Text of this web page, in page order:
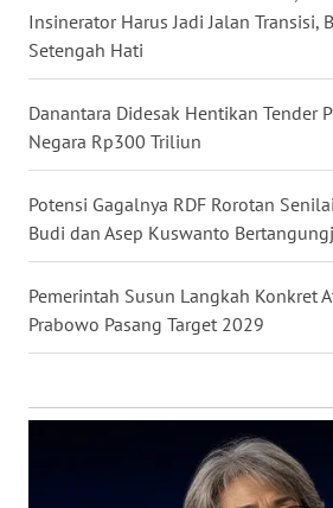
Insinerator Harus Jadi Jalan Transisi,
Setengah Hati
Danantara Didesak Hentikan Tender
Negara Rp300 Triliun
Potensi Gagalnya RDF Rorotan
Budi dan Asep Kuswanto
Pemerintah Susun Langkah Konkret
Prabowo Pasang Target 2029
DANAU
TOBA
NIAS
LANGKAT
WN
TAPANULI
SELATAN
TANJUNG